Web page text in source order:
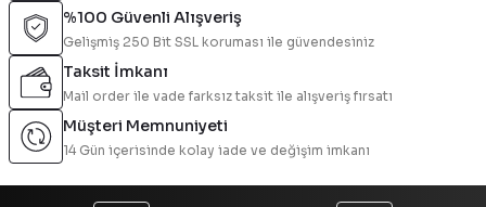
Ürün resmi kalitesiz, bozuk veya görüntülenemiyor.
Ürün açıklamasında eksik bilgiler bulunuyor.
Ürün bilgilerinde hatalar bulunuyor.
Ürün fiyatı diğer sitelerden daha pahalı.
%100 Güvenli Alışveriş
Gelişmiş 250 Bit SSL koruması ile güvendesiniz
Taksit İmkanı
Mail order ile vade farksız taksit ile alışveriş fırsatı
Müşteri Memnuniyeti
14 Gün içerisinde kolay iade ve değişim imkanı